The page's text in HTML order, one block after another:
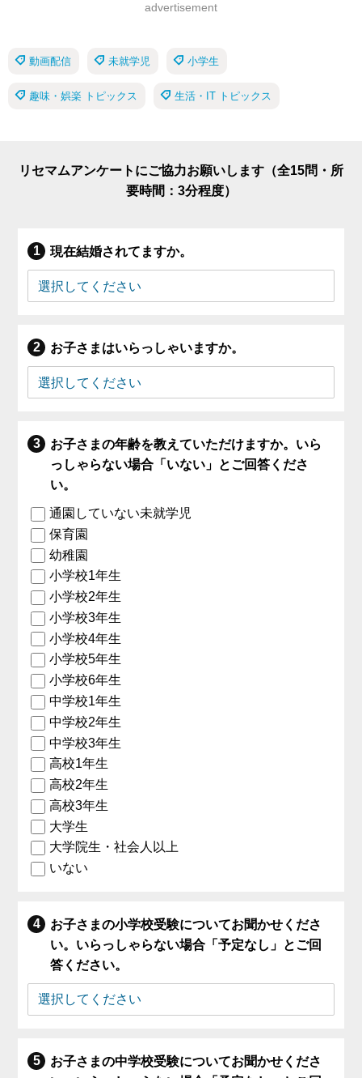
advertisement
動画配信 未就学児 小学生
趣味・娯楽 トピックス 生活・IT トピックス
リセマムアンケートにご協力お願いします（全15問・所
要時間：3分程度）
現在結婚されてますか。
お子さまはいらっしゃいますか。
お子さまの年齢を教えていただけますか。いら
っしゃらない場合「いない」とご回答くださ
い。
通園していない未就学児
保育園
幼稚園
小学校1年生
小学校2年生
小学校3年生
小学校4年生
小学校5年生
小学校6年生
中学校1年生
中学校2年生
中学校3年生
高校1年生
高校2年生
高校3年生
大学生
大学院生・社会人以上
いない
お子さまの小学校受験についてお聞かせくださ
い。いらっしゃらない場合「予定なし」とご回
答ください。
お子さまの中学校受験についてお聞かせくださ